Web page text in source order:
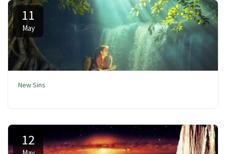
11
May
New Sins
12